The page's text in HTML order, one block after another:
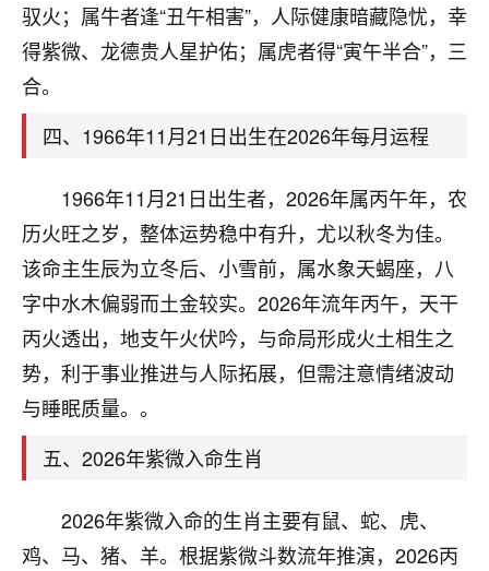
驭火；属牛者逢“丑午相害”，人际健康暗藏隐忧，幸
得紫微、龙德贵人星护佑；属虎者得“寅午半合”，三
合。
四、1966年11月21日出生在2026年每月运程
1966年11月21日出生者，2026年属丙午年，农
历火旺之岁，整体运势稳中有升，尤以秋冬为佳。
该命主生辰为立冬后、小雪前，属水象天蝎座，八
字中水木偏弱而土金较实。2026年流年丙午，天干
丙火透出，地支午火伏吟，与命局形成火土相生之
势，利于事业推进与人际拓展，但需注意情绪波动
与睡眠质量。。
五、2026年紫微入命生肖
2026年紫微入命的生肖主要有鼠、蛇、虎、
鸡、马、猪、羊。根据紫微斗数流年推演，2026丙
鹿森：你可以找老师看看，人有时不服命不行
啊！
址、风水、还有开业日子，哪哪都看了，虽然
大环境不好，但是我家生意还可以，前几天又
2小时前 来自海南 18
梦醒时分
我女儿高二叛逆，大半年不上学，一说她就要死要活
的，把我们两口子愁的不行，朋友给我推荐的慧来老
师，一开始我是病急乱投医，这半年来，法事一个个
做完，我女儿跟变了个人一样，不期望她能考多好的
大学，只要能安安稳稳的把书读了，身体心理都健健
3小时前 来自河北 16